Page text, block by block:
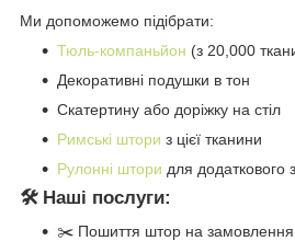
Ми допоможемо підібрати:
Тюль-компаньйон (з 20,000
Декоративні подушки в тон
Скатертину або доріжку на стіл
Римські штори з цієї тканини
Рулонні штори для додаткового
🛠️ Наші послуги:
✂️ Пошиття штор на замовлення